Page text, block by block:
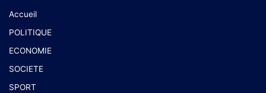
Accueil
POLITIQUE
ECONOMIE
SOCIETE
SPORT